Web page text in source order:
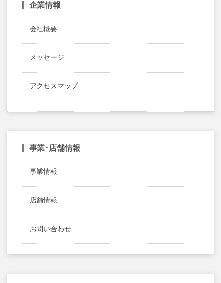
企業情報
会社概要
メッセージ
アクセスマップ
事業･店舗情報
事業情報
店舗情報
お問い合わせ